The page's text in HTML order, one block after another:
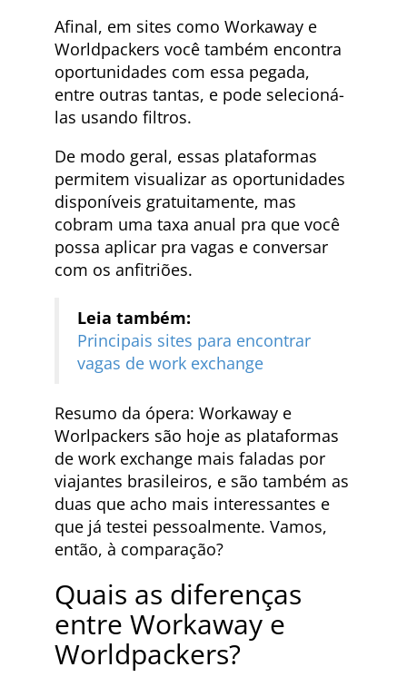
Afinal, em sites como Workaway e
Worldpackers você também encontra
oportunidades com essa pegada,
entre outras tantas, e pode selecioná-
las usando filtros.
De modo geral, essas plataformas
permitem visualizar as oportunidades
disponíveis gratuitamente, mas
cobram uma taxa anual pra que você
possa aplicar pra vagas e conversar
com os anfitriões.
Leia também:
Principais sites para encontrar
vagas de work exchange
Resumo da ópera: Workaway e
Worlpackers são hoje as plataformas
de work exchange mais faladas por
viajantes brasileiros, e são também as
duas que acho mais interessantes e
que já testei pessoalmente. Vamos,
então, à comparação?
Quais as diferenças
entre Workaway e
Worldpackers?